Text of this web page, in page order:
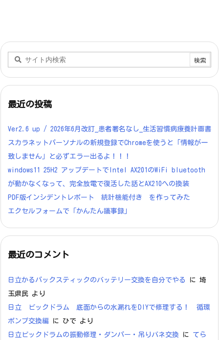
最近の投稿
Ver2.6 up / 2026年6月改訂_患者署名なし_生活習慣病療養計画書
スカラネットパーソナルの新規登録でChromeを使うと「情報が一
致しません」と必ずエラー出るよ！！！
windows11 25H2 アップデートでIntel AX201のWiFi bluetooth
が動かなくなって、完全放電で復活した話とAX210への換装
PDF版インシデントレポート 統計機能付き を作ってみた
エクセルフォームで「かんたん議事録」
最近のコメント
日立かるパックスティックのバッテリー交換を自分でやる に 埼
玉県民 より
日立 ビックドラム 底面からの水漏れをDIYで修理する！ 循環
ポンプ交換編 に ひで より
日立ビックドラムの振動修理・ダンパー・吊りバネ交換 に てら